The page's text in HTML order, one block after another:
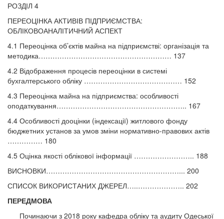
РОЗДІЛ 4
ПЕРЕОЦІНКА АКТИВІВ ПІДПРИЄМСТВА:
ОБЛІКОВОАНАЛІТИЧНИЙ АСПЕКТ
4.1 Переоцінка об’єктів майна на підприємстві: організація та
методика………………………………………………… 137
4.2 Відображення процесів переоцінки в системі
бухгалтерського обліку …………………………………… 152
4.3 Переоцінка майна на підприємства: особливості
оподаткування……………………………………………….. 167
4.4 Особливості дооцінки (індексації) житлового фонду
бюджетних установ за умов зміни нормативно-правових актів
…………… 180
4.5 Оцінка якості облікової інформації …………………….. 188
ВИСНОВКИ…………………………………………………... 200
СПИСОК ВИКОРИСТАНИХ ДЖЕРЕЛ…..……………….. 202
ПЕРЕДМОВА
Починаючи з 2018 року кафедра обліку та аудиту Одеської